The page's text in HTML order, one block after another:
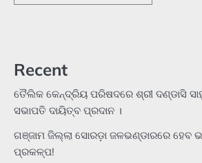
Recent
ତୈଲିକ କେନ୍ଦ୍ରିୟ ପରିଷଦରେ ଶ୍ରୀ ଦଣ୍ଡାସି
ସଭାପତି ଦାୟିତ୍ବ ପ୍ରଦାନ ।
ଗଞ୍ଜାମ ଜିଲ୍ଲା ସୋରଡ଼ା ଜଳଭଣ୍ଡାରରେ ହେବ
ପ୍ରକଳ୍ପ!